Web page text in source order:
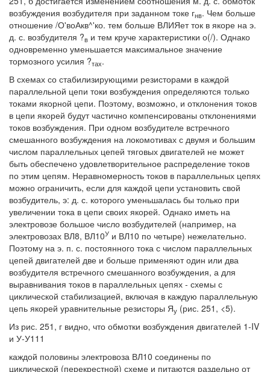
возбуждения возбудителя при заданном токе гнв. Чем больше
отношение /О'воАкв^'ко. тем больше ВЛИЯет ток в якоре на э.
д. с. возбудителя ?в и тем круче характеристики о(/). Однако
одновременно уменьшается максимальное значение
тормозного усилия ?тах.
В схемах со стабилизирующими резисторами в каждой
параллельной цепи токи возбуждения определяются только
токами якорной цепи. Поэтому, возможно, и отклонения токов
в цепи якорей будут частично компенсированы отклонениями
токов возбуждения. При одном возбудителе встречного
смешанного возбуждения на локомотивах с двумя и большим
числом параллельных цепей тяговых двигателей не может
быть обеспечено удовлетворительное распределение токов
по этим цепям. Неравномерность токов в параллельных цепях
можно ограничить, если для каждой цепи установить свой
возбудитель, э: д. с. которого уменьшалась бы только при
увеличении тока в цепи своих якорей. Однако иметь на
электровозе большое число возбудителей (например, на
электровозах ВЛ8, ВЛ10У и ВЛ10 по четыре) нежелательно.
Поэтому на э. п. с. постоянного тока с числом параллельных
цепей двигателей две и больше применяют один или два
возбудителя встречного смешанного возбуждения, а для
выравнивания токов в параллельных цепях - схемы с
циклической стабилизацией, включая в каждую параллельную
цепь якорей уравнительные резисторы Яу (рис. 251, <5).
Из рис. 251, г видно, что обмотки возбуждения двигателей 1-IV
и У-У111
каждой половины электровоза ВЛ10 соединены по
циклической (перекрестной) схеме и питаются раздельно от